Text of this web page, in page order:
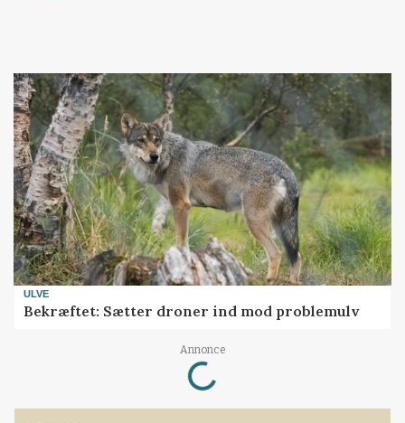
ULVE
Bekræftet: Sætter droner ind mod problemulv
Annonce
Loading...